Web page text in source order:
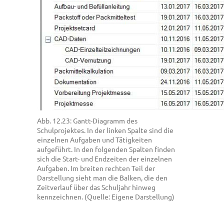
Abb. 12.23: Gantt-Diagramm des
Schulprojektes. In der linken Spalte sind die
einzelnen Aufgaben und Tätigkeiten
aufgeführt. In den folgenden Spalten finden
sich die Start- und Endzeiten der einzelnen
Aufgaben. Im breiten rechten Teil der
Darstellung sieht man die Balken, die den
Zeitverlauf über das Schuljahr hinweg
kennzeichnen. (Quelle: Eigene Darstellung)